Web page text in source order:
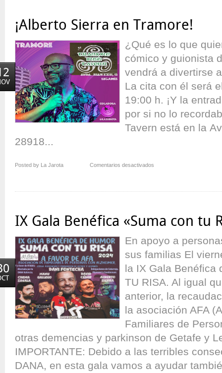
Risa
¡Alberto Sierra en Tramore!
¿Qué es lo que
cómico y guionista
vendrá a divertirse
La cita con él será
19:00 h. ¡Y la
por si no lo
Tavern está en la
28918...
Posted by La Jarota Comentarios desactivados
en
IX Gala Benéfica «Suma con tu
En apoyo a
sus familias El
la IX Gala Benéfica
TU RISA. Al igual
anterior, la
la asociación AFA
Familiares de
otras demencias y parkinson de Getafe y
IMPORTANTE: Debido a las terribles
DANA, en esta gala vamos a ayudar